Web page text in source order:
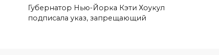
Губернатор Нью-Йорка Кэти Хоукул
подписала указ, запрещающий